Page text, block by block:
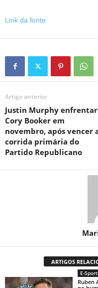
Link da fonte
Artigo anterior
Justin Murphy
Cory Booker em
novembro, após vencer
corrida primária do
Partido Republicano
ARTIGOS
E-
Ruben